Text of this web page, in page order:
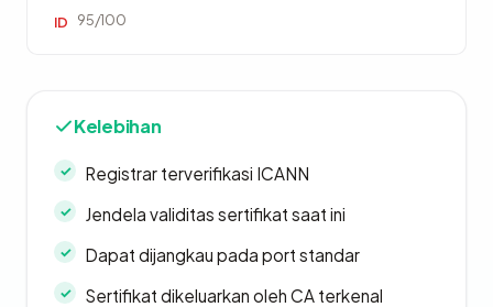
ID 95/100
Kelebihan
Registrar terverifikasi ICANN
Jendela validitas sertifikat saat ini
Dapat dijangkau pada port standar
Sertifikat dikeluarkan oleh CA terkenal